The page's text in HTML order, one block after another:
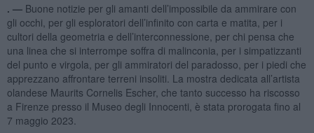
. — Buone notizie per gli amanti dell’impossibile da ammirare con
gli occhi, per gli esploratori dell’infinito con carta e matita, per i
cultori della geometria e dell’interconnessione, per chi pensa che
una linea che si interrompe soffra di malinconia, per i simpatizzanti
del punto e virgola, per gli ammiratori del paradosso, per i piedi che
apprezzano affrontare terreni insoliti. La mostra dedicata all’artista
olandese Maurits Cornelis Escher, che tanto successo ha riscosso
a Firenze presso il Museo degli Innocenti, è stata prorogata fino al
7 maggio 2023.